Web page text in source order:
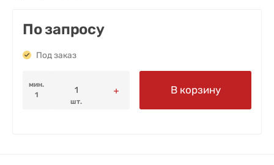
По запросу
Под заказ
мин.
1
шт.
В корзину